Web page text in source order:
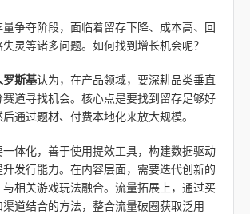
争夺阶段，面临着留存下降、成本高、回
灵等诸多问题。如何找到增长机会呢？
罗斯基认为，在产品领域，要深耕品类垂直
道寻找机会。核心点是要找到留存足够好
通过题材、付费本地化来放大规模。
体化，善于使用提效工具，构建数据驱动
发行能力。在内容层面，需要迭代创新的
相关游戏玩法融合。流量拓展上，通过买
道结合的方法，整合流量破圈获取泛用